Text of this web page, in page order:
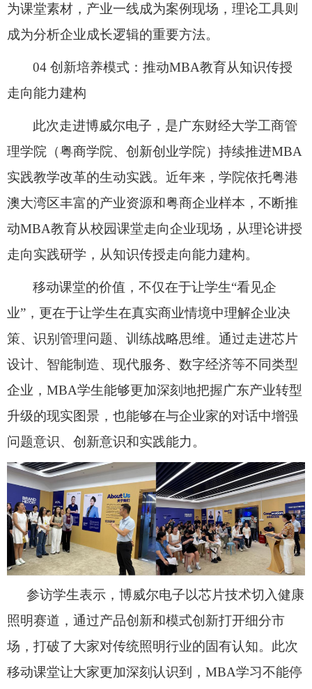
为课堂素材，产业一线成为案例现场，理论工具则
成为分析企业成长逻辑的重要方法。
04 创新培养模式：推动MBA教育从知识传授
走向能力建构
此次走进博威尔电子，是广东财经大学工商管
理学院（粤商学院、创新创业学院）持续推进MBA
实践教学改革的生动实践。近年来，学院依托粤港
澳大湾区丰富的产业资源和粤商企业样本，不断推
动MBA教育从校园课堂走向企业现场，从理论讲授
走向实践研学，从知识传授走向能力建构。
移动课堂的价值，不仅在于让学生“看见企
业”，更在于让学生在真实商业情境中理解企业决
策、识别管理问题、训练战略思维。通过走进芯片
设计、智能制造、现代服务、数字经济等不同类型
企业， MBA学生能够更加深刻地把握广东产业转型
升级的现实图景，也能够在与企业家的对话中增强
问题意识、创新意识和实践能力。
参访学生表示，博威尔电子以芯片技术切入健康
照明赛道，通过产品创新和模式创新打开细分市
场，打破了大家对传统照明行业的固有认知。此次
移动课堂让大家更加深刻认识到， MBA学习不能停